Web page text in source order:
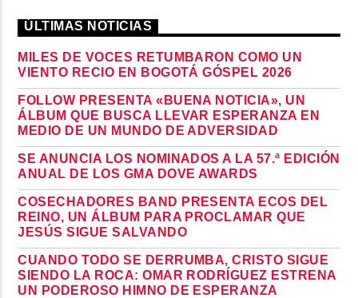
ÚLTIMAS NOTICIAS
MILES DE VOCES RETUMBARON COMO UN
VIENTO RECIO EN BOGOTÁ GÓSPEL 2026
FOLLOW PRESENTA «BUENA NOTICIA», UN
ÁLBUM QUE BUSCA LLEVAR ESPERANZA EN
MEDIO DE UN MUNDO DE ADVERSIDAD
SE ANUNCIA LOS NOMINADOS A LA 57.ª EDICIÓN
ANUAL DE LOS GMA DOVE AWARDS
COSECHADORES BAND PRESENTA ECOS DEL
REINO, UN ÁLBUM PARA PROCLAMAR QUE
JESÚS SIGUE SALVANDO
CUANDO TODO SE DERRUMBA, CRISTO SIGUE
SIENDO LA ROCA: OMAR RODRÍGUEZ ESTRENA
UN PODEROSO HIMNO DE ESPERANZA